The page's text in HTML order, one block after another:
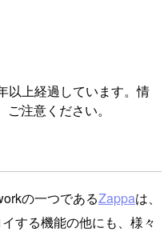
以上経過しています。情
注意ください。
の一つであるZappaは、
する機能の他にも、様々